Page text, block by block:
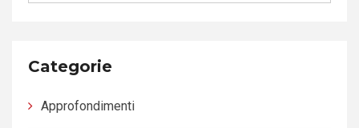
Categorie
Approfondimenti